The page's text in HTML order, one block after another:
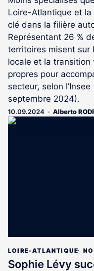
Loire-Atlantique et
clé dans la filière
Représentant 26 %
territoires misent sur
locale et la transition
propres pour
secteur, selon
septembre 2024).
10.09.2024 Alberto
LOIRE-ATLANTIQUE
Sophie Lévy